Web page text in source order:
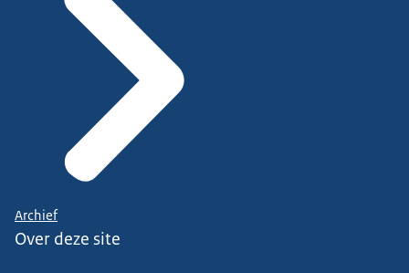
Archief
Over deze site